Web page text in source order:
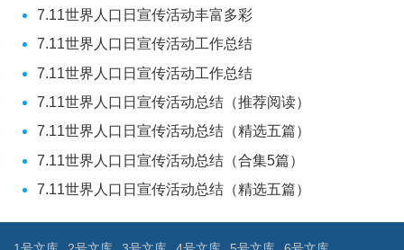
7.11世界人口日宣传活动丰富多彩
7.11世界人口日宣传活动工作总结
7.11世界人口日宣传活动工作总结
7.11世界人口日宣传活动总结（推荐阅读）
7.11世界人口日宣传活动总结（精选五篇）
7.11世界人口日宣传活动总结（合集5篇）
7.11世界人口日宣传活动总结（精选五篇）